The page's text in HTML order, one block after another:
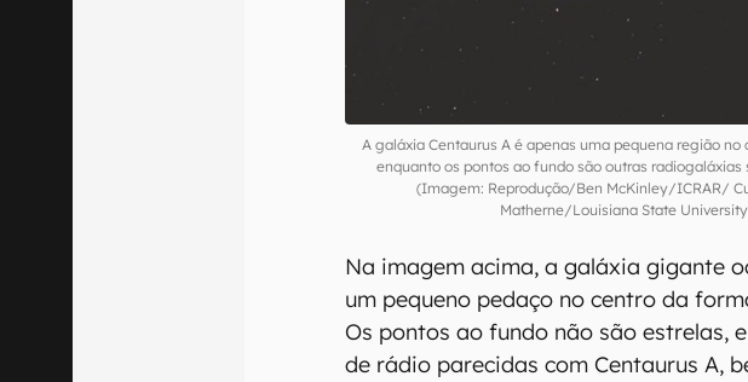
A galáxia Centaurus A é apenas uma pequena região
enquanto os pontos ao fundo são outras radiogaláxias
(Imagem: Reprodução/Ben McKinley/ICRAR/
Matherne/Louisiana State
Na imagem acima, a galáxia gigante
um pequeno pedaço no centro da
Os pontos ao fundo não são estrelas,
de rádio parecidas com Centaurus A,